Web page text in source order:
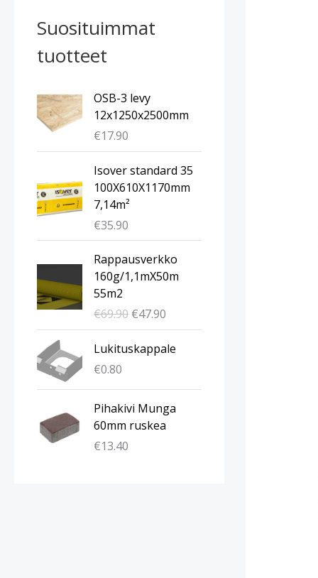
Suosituimmat
tuotteet
OSB-3 levy
12x1250x2500mm
€17.90
Isover standard 35
100X610X1170mm
7,14m²
€35.90
Rappausverkko
160g/1,1mX50m
55m2
€69.90
l
k
p
r
i
n
e
€47.90
N
y
k
e
h
i
Lukituskappale
€0.80
Pihakivi Munga
60mm ruskea
€13.40